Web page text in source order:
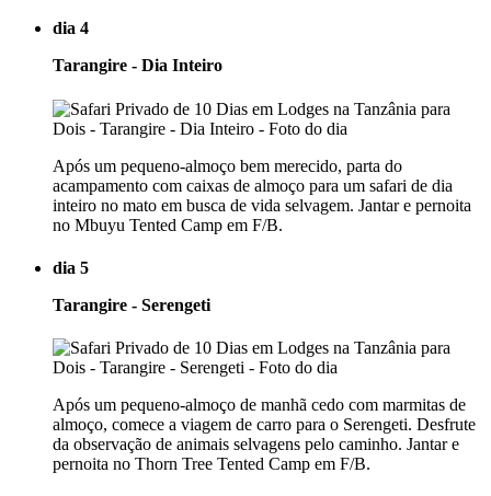
dia 4
Tarangire - Dia Inteiro
Após um pequeno-almoço bem merecido, parta do
acampamento com caixas de almoço para um safari de dia
inteiro no mato em busca de vida selvagem. Jantar e pernoita
no Mbuyu Tented Camp em F/B.
dia 5
Tarangire - Serengeti
Após um pequeno-almoço de manhã cedo com marmitas de
almoço, comece a viagem de carro para o Serengeti. Desfrute
da observação de animais selvagens pelo caminho. Jantar e
pernoita no Thorn Tree Tented Camp em F/B.